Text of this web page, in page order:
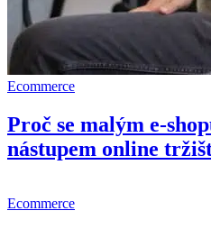
Ecommerce
Proč se malým e-
nástupem online
Ecommerce